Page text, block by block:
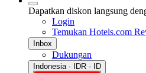
Dapatkan diskon langsung
Login
Temukan Hotels.com
Inbox
Dukungan
Indonesia · IDR · ID